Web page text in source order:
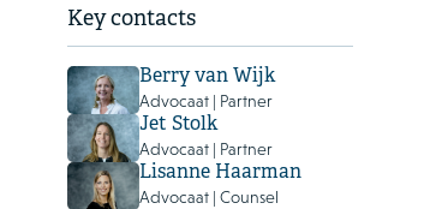
Key contacts
Berry van Wijk
Advocaat | Partner
Jet Stolk
Advocaat | Partner
Lisanne Haarman
Advocaat | Counsel